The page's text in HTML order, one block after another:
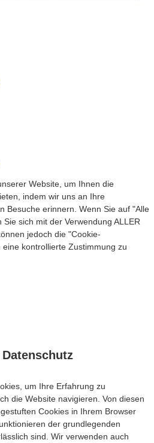
Website, um Ihnen die
indem wir uns an Ihre
Besuche erinnern. Wenn Sie auf "Alle
sich mit der Verwendung ALLER
jedoch die "Cookie-
kontrollierte Zustimmung zu
um Ihre Erfahrung zu
die Website navigieren. Von diesen
Cookies in Ihrem Browser
der grundlegenden
sind. Wir verwenden auch